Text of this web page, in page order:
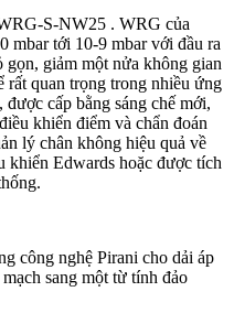
S-NW25 . WRG của
mbar tới 10-9 mbar với đầu ra
giảm một nửa không gian
rất quan trọng trong nhiều ứng
cấp bằng sáng chế mới,
khiển điểm và chẩn đoán
lý chân không hiệu quả về
Edwards hoặc được tích
công nghệ Pirani cho dải áp
sang một từ tính đảo